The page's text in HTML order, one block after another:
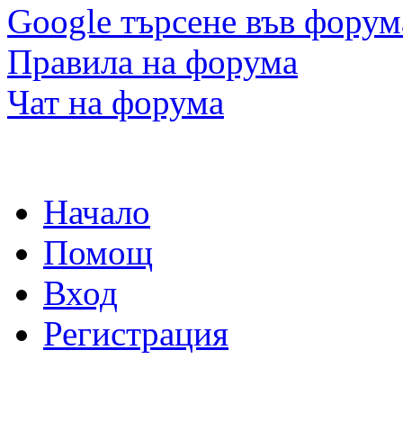
Google търсене във
Правила на форума
Чат на форума
Начало
Помощ
Вход
Регистрация